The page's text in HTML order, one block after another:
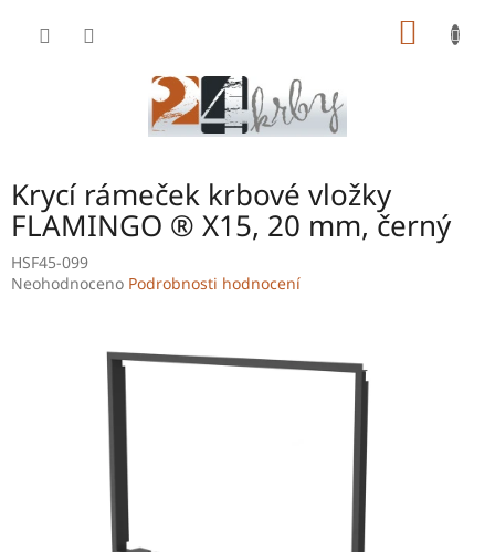
Krycí rámeček krbové vložky
FLAMINGO ® X15, 20 mm, černý
HSF45-099
Průměrné
Neohodnoceno Podrobnosti hodnocení